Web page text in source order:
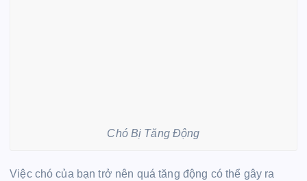
Chó Bị Tăng Động
Việc chó của bạn trở nên quá tăng động có thể gây ra